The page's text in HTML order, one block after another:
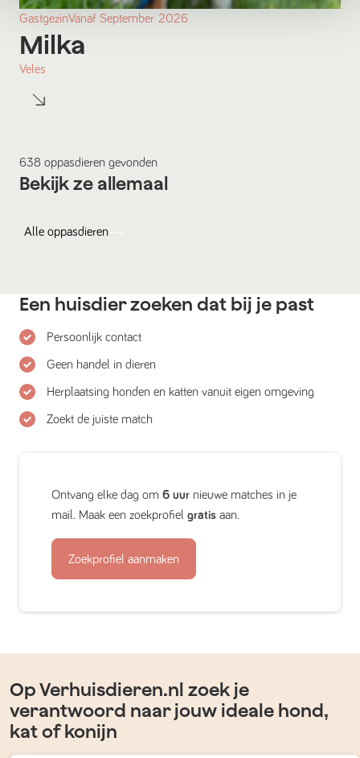
GastgezinVanaf September 2026
Milka
Veles
638 oppasdieren gevonden
Bekijk ze allemaal
Alle oppasdieren
Een huisdier zoeken dat bij je past
Persoonlijk contact
Geen handel in dieren
Herplaatsing honden en katten vanuit eigen omgeving
Zoekt de juiste match
Ontvang elke dag om 6 uur nieuwe matches in je
mail. Maak een zoekprofiel gratis aan.
Zoekprofiel aanmaken
Op Verhuisdieren.nl zoek je
verantwoord naar jouw ideale hond,
kat of konijn